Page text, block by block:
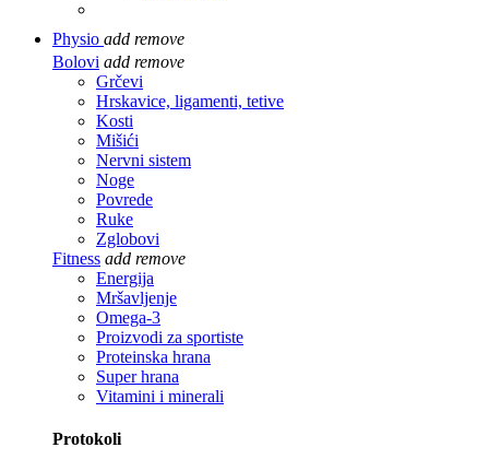
Physio add remove
Bolovi add remove
Grčevi
Hrskavice, ligamenti, tetive
Kosti
Mišići
Nervni sistem
Noge
Povrede
Ruke
Zglobovi
Fitness add remove
Energija
Mršavljenje
Omega-3
Proizvodi za sportiste
Proteinska hrana
Super hrana
Vitamini i minerali
Protokoli